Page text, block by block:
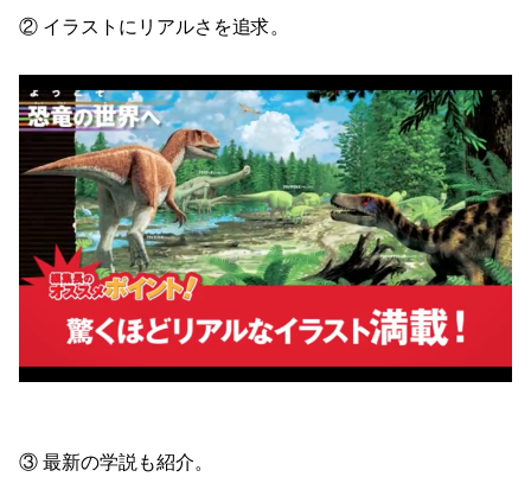
② イラストにリアルさを追求。
③ 最新の学説も紹介。